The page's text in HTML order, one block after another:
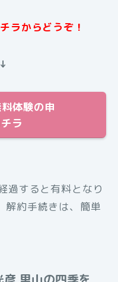
ラからどうぞ！
体験の申
ラ
過すると有料となり
解約手続きは、簡単